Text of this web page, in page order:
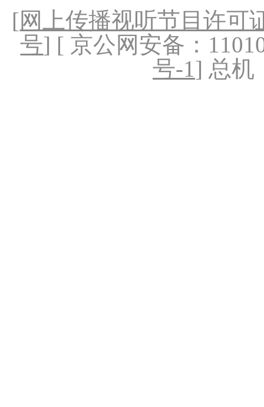
[网上传播视听节目许可
号] [ 京公网安备：
号-1] 总机